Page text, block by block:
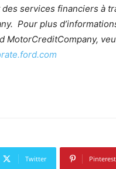
des services financiers à
Pour plus
MotorCreditCompany,
Twitter Pinterest